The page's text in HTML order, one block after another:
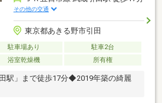
その他の交通
東京都あきる野市引田
駐車場あり
駐車2台
浴室乾燥機 所有権
駅」まで徒歩17分◆2019年築の綺麗